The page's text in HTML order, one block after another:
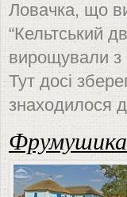
Ловачка, що
“Кельтський
вирощували з
Тут досі
знаходилося